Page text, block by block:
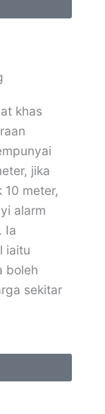
khas
jika
10 meter,
alarm
Ia
iaitu
boleh
sekitar